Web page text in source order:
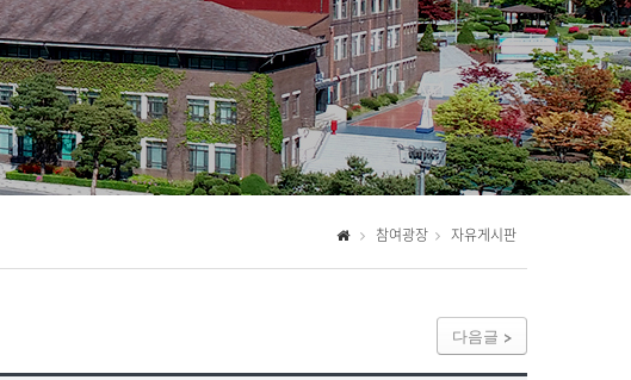
참여광장 자유게시판
다음글